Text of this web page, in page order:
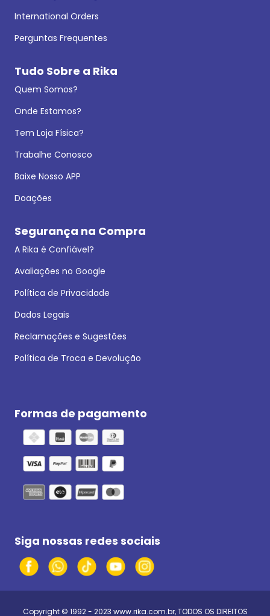
International Orders
Perguntas Frequentes
Tudo Sobre a Rika
Quem Somos?
Onde Estamos?
Tem Loja Física?
Trabalhe Conosco
Baixe Nosso APP
Doações
Segurança na Compra
A Rika é Confiável?
Avaliações no Google
Política de Privacidade
Dados Legais
Reclamações e Sugestões
Política de Troca e Devolução
Formas de pagamento
Siga nossas redes sociais
Copyright © 1992 - 2023 www.rika.com.br, TODOS OS DIREITOS